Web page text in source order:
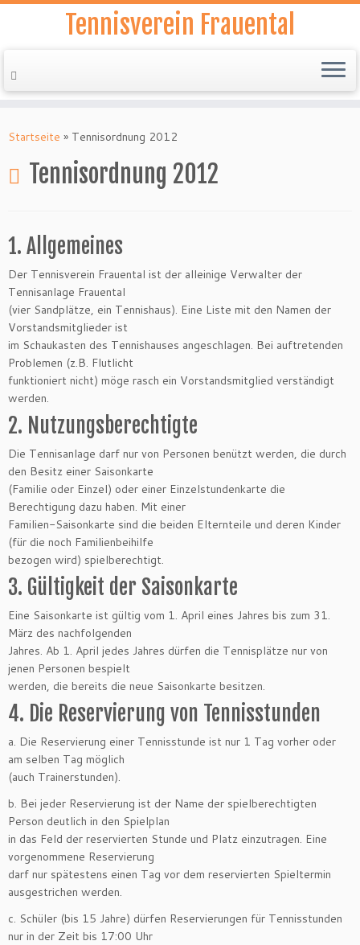
Inhalt
Tennisverein Frauental
Startseite » Tennisordnung 2012
Tennisordnung 2012
1. Allgemeines
Der Tennisverein Frauental ist der alleinige Verwalter der
Tennisanlage Frauental
(vier Sandplätze, ein Tennishaus). Eine Liste mit den Namen der
Vorstandsmitglieder ist
im Schaukasten des Tennishauses angeschlagen. Bei auftretenden
Problemen (z.B. Flutlicht
funktioniert nicht) möge rasch ein Vorstandsmitglied verständigt
werden.
2. Nutzungsberechtigte
Die Tennisanlage darf nur von Personen benützt werden, die durch
den Besitz einer Saisonkarte
(Familie oder Einzel) oder einer Einzelstundenkarte die
Berechtigung dazu haben. Mit einer
Familien-Saisonkarte sind die beiden Elternteile und deren Kinder
(für die noch Familienbeihilfe
bezogen wird) spielberechtigt.
3. Gültigkeit der Saisonkarte
Eine Saisonkarte ist gültig vom 1. April eines Jahres bis zum 31.
März des nachfolgenden
Jahres. Ab 1. April jedes Jahres dürfen die Tennisplätze nur von
jenen Personen bespielt
werden, die bereits die neue Saisonkarte besitzen.
4. Die Reservierung von Tennisstunden
a. Die Reservierung einer Tennisstunde ist nur 1 Tag vorher oder
am selben Tag möglich
(auch Trainerstunden).
b. Bei jeder Reservierung ist der Name der spielberechtigten
Person deutlich in den Spielplan
in das Feld der reservierten Stunde und Platz einzutragen. Eine
vorgenommene Reservierung
darf nur spätestens einen Tag vor dem reservierten Spieltermin
ausgestrichen werden.
c. Schüler (bis 15 Jahre) dürfen Reservierungen für Tennisstunden
nur in der Zeit bis 17:00 Uhr